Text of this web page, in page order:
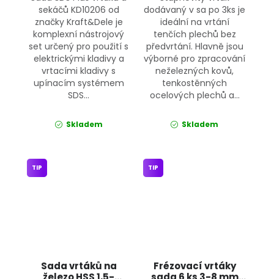
sekáčů KD10206 od
značky Kraft&Dele je
komplexní nástrojový
set určený pro použití s
elektrickými kladivy a
vrtacími kladivy s
upínacím systémem
SDS...
Skladem
dodávaný v sa po 3ks je
ideální na vrtání
tenčích plechů bez
předvrtání. Hlavně jsou
výborné pro zpracování
neželezných kovů,
tenkostěnných
ocelových plechů a...
Skladem
Sada vrtáků na
TIP
Frézovací vrtáky
TIP